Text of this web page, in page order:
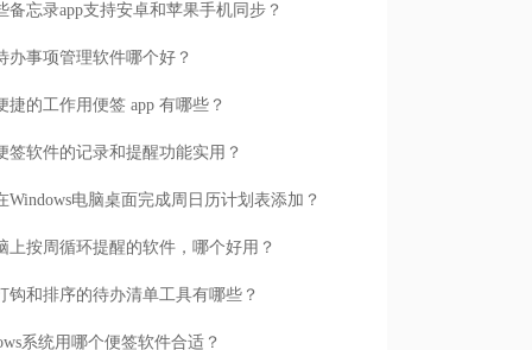
备忘录app支持安卓和苹果手机同步？
办事项管理软件哪个好？
捷的工作用便签 app 有哪些？
签软件的记录和提醒功能实用？
Windows电脑桌面完成周日历计划表添加？
上按周循环提醒的软件，哪个好用？
钩和排序的待办清单工具有哪些？
系统用哪个便签软件合适？